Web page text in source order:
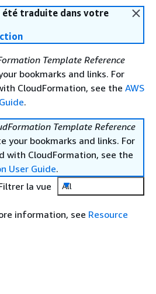
été traduite dans votre
Template Reference
bookmarks and links. For
CloudFormation, see the AWS
.
Template Reference
your bookmarks and links. For
with CloudFormation, see the
User Guide.
la vue
All
information, see Resource